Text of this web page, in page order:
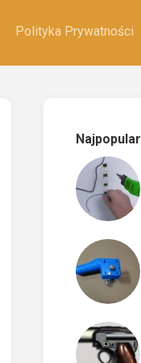
Polityka Prywatności